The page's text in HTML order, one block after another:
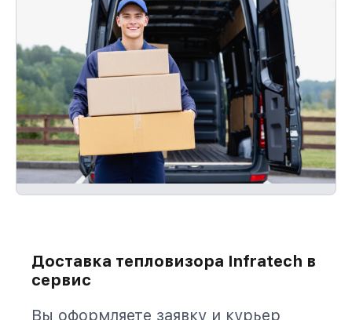
Доставка тепловизора Infratech в
сервис
Вы оформляете заявку и курьер